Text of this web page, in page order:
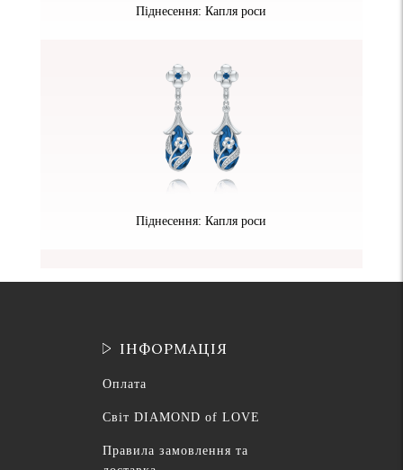
Піднесення: Капля роси
Піднесення: Капля роси
ІНФОРМАЦІЯ
Оплата
Світ DIAMOND of LOVE
Правила замовлення та